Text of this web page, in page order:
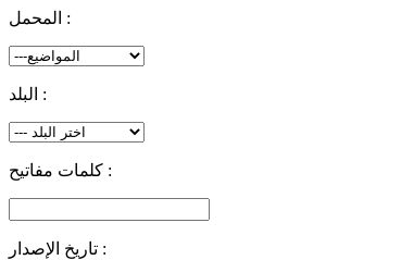
المحمل :
البلد :
كلمات مفاتيح :
تاريخ الإصدار :